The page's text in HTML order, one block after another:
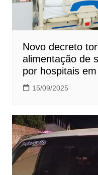
Novo decreto
alimentação de
por hospitais
15/09/2025